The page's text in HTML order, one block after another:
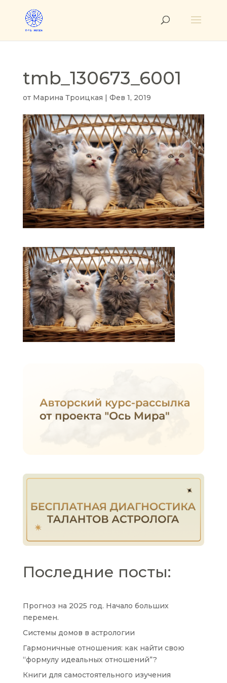
tmb_130673_6001
от Марина Троицкая | Фев 1, 2019
Последние посты:
Прогноз на 2025 год. Начало больших
перемен.
Системы домов в астрологии
Гармоничные отношения: как найти свою
“формулу идеальных отношений”?
Книги для самостоятельного изучения